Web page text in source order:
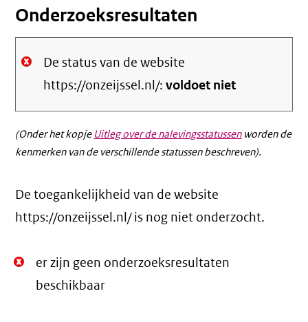
Onderzoeksresultaten
De status van de website
https://onzeijssel.nl/:voldoet niet
(Onder het kopje Uitleg over de nalevingsstatussenworden de
kenmerken van de verschillende statussen beschreven).
De toegankelijkheid van de website
https://onzeijssel.nl/ is nog niet onderzocht.
Niet
Oké.
er zijn geen onderzoeksresultaten
beschikbaar